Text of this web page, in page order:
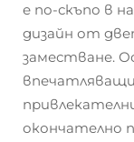
е по-скъпо в
дизайн от
заместване.
окончателно